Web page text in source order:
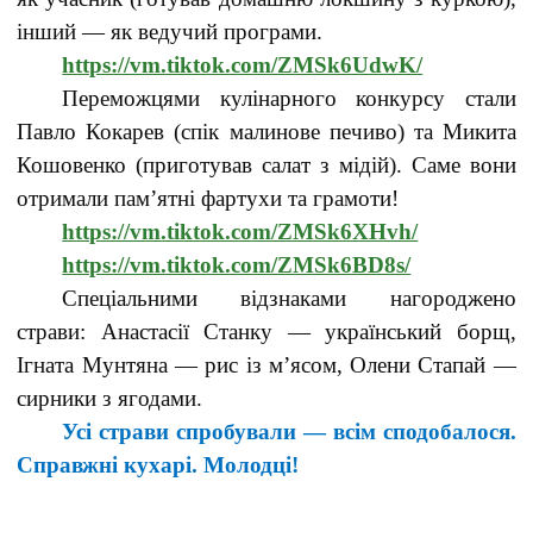
інший — як ведучий програми.
https://vm.tiktok.com/ZMSk6UdwK/
Переможцями кулінарного конкурсу стали
Павло Кокарев (спік малинове печиво) та Микита
Кошовенко (приготував салат з мідій). Саме вони
отримали пам’ятні фартухи та грамоти!
https://vm.tiktok.com/ZMSk6XHvh/
https://vm.tiktok.com/ZMSk6BD8s/
Спеціальними відзнаками нагороджено
страви: Анастасії Станку — український борщ,
Ігната Мунтяна — рис із м’ясом, Олени Стапай —
сирники з ягодами.
Усі страви спробували — всім сподобалося.
Справжні кухарі. Молодці!